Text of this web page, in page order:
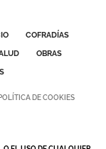
COFRADÍAS
OBRAS
POLÍTICA DE COOKIES